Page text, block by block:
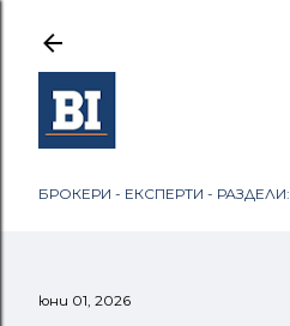
БРОКЕРИ - ЕКСПЕРТИ - РАЗДЕЛИ:
юни 01, 2026